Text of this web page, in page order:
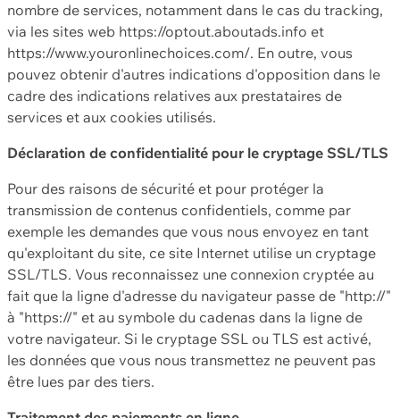
nombre de services, notamment dans le cas du tracking,
via les sites web https://optout.aboutads.info et
https://www.youronlinechoices.com/. En outre, vous
pouvez obtenir d'autres indications d'opposition dans le
cadre des indications relatives aux prestataires de
services et aux cookies utilisés.
Déclaration de confidentialité pour le cryptage SSL/TLS
Pour des raisons de sécurité et pour protéger la
transmission de contenus confidentiels, comme par
exemple les demandes que vous nous envoyez en tant
qu'exploitant du site, ce site Internet utilise un cryptage
SSL/TLS. Vous reconnaissez une connexion cryptée au
fait que la ligne d'adresse du navigateur passe de "http://"
à "https://" et au symbole du cadenas dans la ligne de
votre navigateur. Si le cryptage SSL ou TLS est activé,
les données que vous nous transmettez ne peuvent pas
être lues par des tiers.